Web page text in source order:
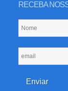
RECEBA